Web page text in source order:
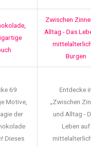
Zwischen
Alltag - Das
Burgen
69
Motive,
der
Dieses
Entdecke
„Zwischen
und Alltag -
Leben auf